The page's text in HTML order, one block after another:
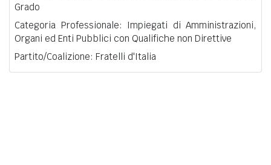
Grado
Categoria Professionale: Impiegati di Amministrazioni,
Organi ed Enti Pubblici con Qualifiche non Direttive
Partito/Coalizione: Fratelli d'Italia